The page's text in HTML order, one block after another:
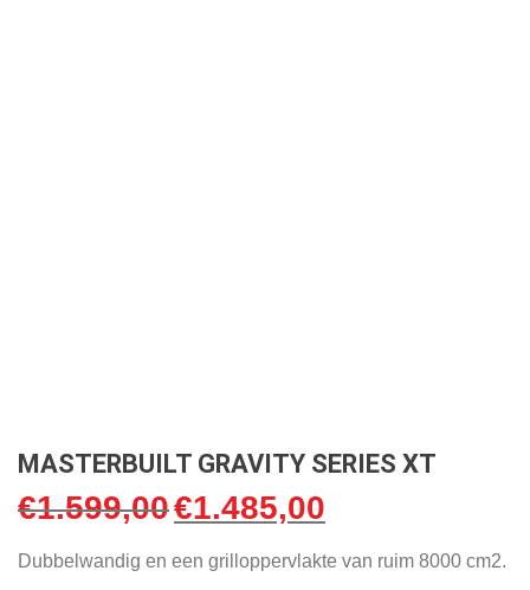
MASTERBUILT GRAVITY SERIES XT
€1.599,00 Oorspronkelijke
was:
€1.485,00
is:
Dubbelwandig en een grilloppervlakte van ruim 8000 cm2.